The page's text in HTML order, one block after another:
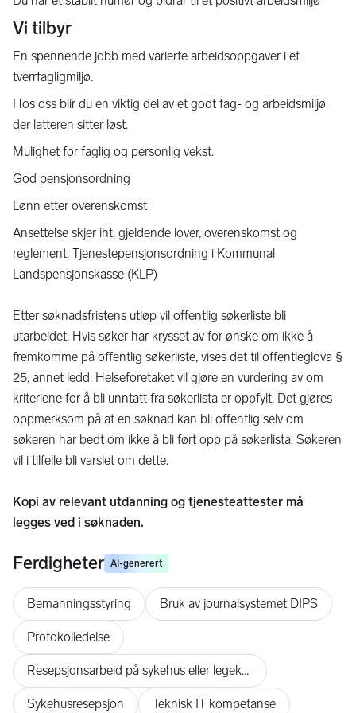
Vi tilbyr
En spennende jobb med varierte arbeidsoppgaver i et
tverrfagligmiljø.
Hos oss blir du en viktig del av et godt fag- og arbeidsmiljø
der latteren sitter løst.
Mulighet for faglig og personlig vekst.
God pensjonsordning
Lønn etter overenskomst
Ansettelse skjer iht. gjeldende lover, overenskomst og
reglement. Tjenestepensjonsordning i Kommunal
Landspensjonskasse (KLP)
Etter søknadsfristens utløp vil offentlig søkerliste bli
utarbeidet. Hvis søker har krysset av for ønske om ikke å
fremkomme på offentlig søkerliste, vises det til offentleglova §
25, annet ledd. Helseforetaket vil gjøre en vurdering av om
kriteriene for å bli unntatt fra søkerlista er oppfylt. Det gjøres
oppmerksom på at en søknad kan bli offentlig selv om
søkeren har bedt om ikke å bli ført opp på søkerlista. Søkeren
vil i tilfelle bli varslet om dette.
Kopi av relevant utdanning og tjenesteattester må
legges ved i søknaden.
Ferdigheter AI-generert
Bemanningsstyring Bruk av journalsystemet DIPS
Protokolledelse
Resepsjonsarbeid på sykehus eller legekontor
Sykehusresepsjon Teknisk IT kompetanse